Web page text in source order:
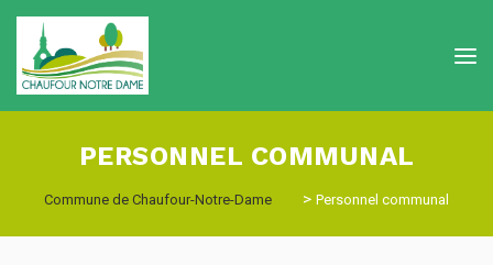
PERSONNEL COMMUNAL
Commune de Chaufour-Notre-Dame > Personnel communal